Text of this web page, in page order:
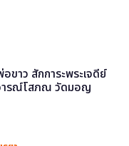
ขาว สักการะพระเจดีย์
รณ์โสภณ วัดมอญ